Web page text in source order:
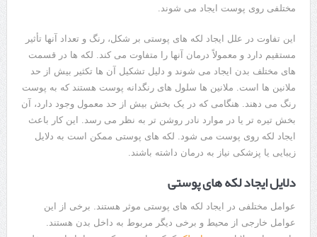
مختلفی روی پوست ایجاد می شوند.
این تفاوت در علل ایجاد لکه های پوستی بر شکل، رنگ و تعداد آنها تأثیر
مستقیم دارد و معمولاً درمان آنها را متفاوت می کند. لکه ها در قسمت
های مختلف بدن ایجاد می شوند و دلیل تشکیل آن ها تکثیر بیش از حد
ملانین ها است. ملانین ها سلول های رنگدانه پوست هستند که به پوست
رنگ می دهند. هنگامی که در یک بخش بیش از حد معمول وجود دارد، آن
بخش تیره تر یا در موارد نادر روشن تر به نظر می رسد. این کار باعث
ایجاد لکه روی پوست می شود. لکه های پوستی ممکن است به دلایل
زیبایی یا پزشکی نیاز به درمان داشته باشند.
دلایل ایجاد لکه های پوستی
عوامل مختلفی در ایجاد لکه های پوستی موثر هستند. برخی از این
عوامل خارجی از محیط و برخی دیگر مربوط به داخل بدن هستند.